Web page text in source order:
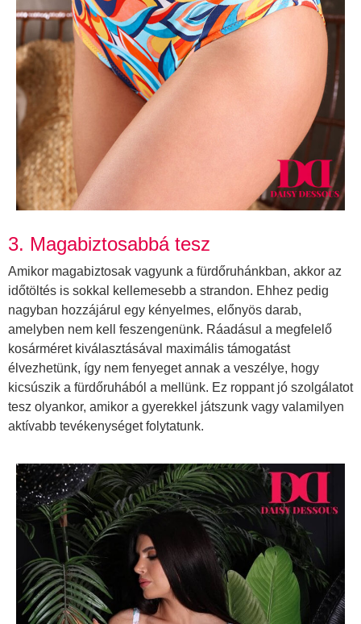
3. Magabiztosabbá tesz
Amikor magabiztosak vagyunk a fürdőruhánkban, akkor az
időtöltés is sokkal kellemesebb a strandon. Ehhez pedig
nagyban hozzájárul egy kényelmes, előnyös darab,
amelyben nem kell feszengenünk. Ráadásul a megfelelő
kosárméret kiválasztásával maximális támogatást
élvezhetünk, így nem fenyeget annak a veszélye, hogy
kicsúszik a fürdőruhából a mellünk. Ez roppant jó szolgálatot
tesz olyankor, amikor a gyerekkel játszunk vagy valamilyen
aktívabb tevékenységet folytatunk.